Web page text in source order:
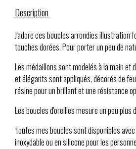
Description
J'adore ces boucles arrondies illustration
touches dorées. Pour porter un peu de
Les médaillons sont modelés à la main
et élégants sont appliqués, décorés de
résine pour un brillant et une résistance
Les boucles d'oreilles mesure un peu plus
Toutes mes boucles sont disponibles
inoxydable ou en silicone pour les